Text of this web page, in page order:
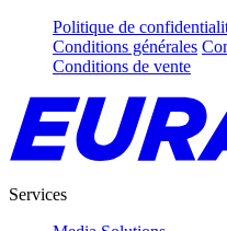
Politique de
Conditions générales
Conditions de vente
Services